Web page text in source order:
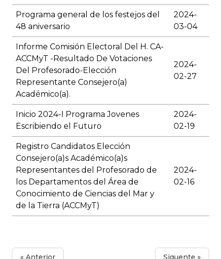
Programa general de los festejos del
48 aniversario
2024-
03-04
Informe Comisión Electoral Del H. CA-
ACCMyT -Resultado De Votaciones
Del Profesorado-Elección
Representante Consejero(a)
Académico(a).
2024-
02-27
Inicio 2024-I Programa Jovenes
Escribiendo el Futuro
2024-
02-19
Registro Candidatos Elección
Consejero(a)s Académico(a)s
Representantes del Profesorado de
los Departamentos del Área de
Conocimiento de Ciencias del Mar y
de la Tierra (ACCMyT)
2024-
02-16
« Anterior Siguente »